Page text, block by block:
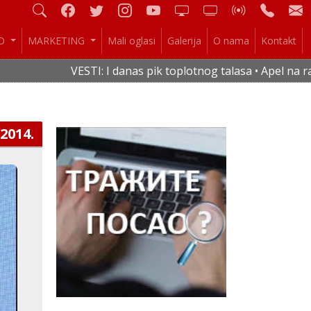
MARKETING Mali oglasi Galerija O nama Kontakt
VESTI: I danas pik toplotnog talasa • Apel na